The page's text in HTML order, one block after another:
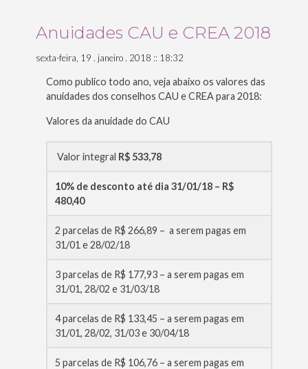
não
só
no
estilo”
Anuidades CAU e CREA 2018
sexta-feira, 19 . janeiro . 2018 :: 18:32
Como publico todo ano, veja abaixo os valores das
anuidades dos conselhos CAU e CREA para 2018:
Valores da anuidade do CAU
Valor integral R$ 533,78
10% de desconto até dia 31/01/18 – R$
480,40
2 parcelas de R$ 266,89 – a serem pagas em
31/01 e 28/02/18
3 parcelas de R$ 177,93 – a serem pagas em
31/01, 28/02 e 31/03/18
4 parcelas de R$ 133,45 – a serem pagas em
31/01, 28/02, 31/03 e 30/04/18
5 parcelas de R$ 106,76 – a serem pagas em